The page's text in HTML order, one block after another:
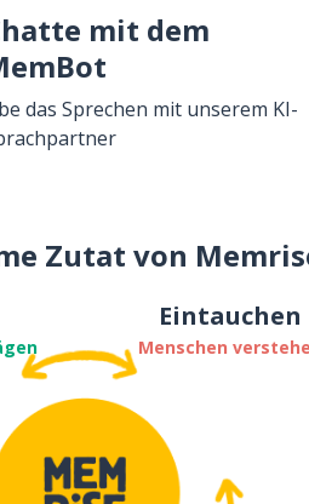
mit dem
das Sprechen mit unserem KI-
Zutat von
Eintauchen
Menschen